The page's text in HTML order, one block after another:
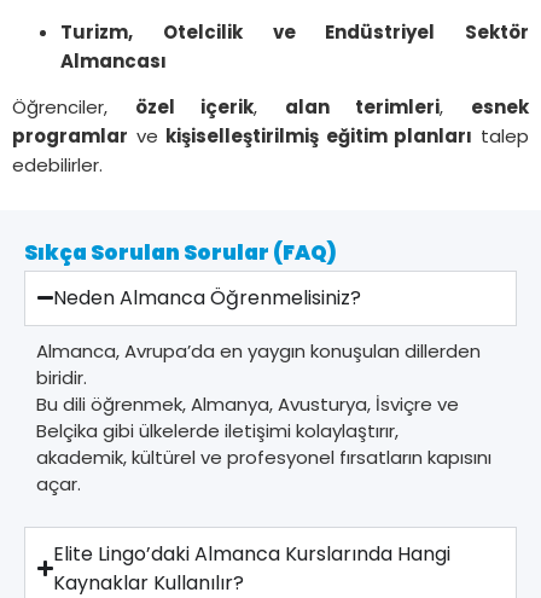
Turizm, Otelcilik ve Endüstriyel Sektör
Almancası
Öğrenciler, özel içerik, alan terimleri, esnek
programlar ve kişiselleştirilmiş eğitim planları talep
edebilirler.
Sıkça Sorulan Sorular (FAQ)
Neden Almanca Öğrenmelisiniz?
Almanca, Avrupa’da en yaygın konuşulan dillerden
biridir.
Bu dili öğrenmek, Almanya, Avusturya, İsviçre ve
Belçika gibi ülkelerde iletişimi kolaylaştırır,
akademik, kültürel ve profesyonel fırsatların kapısını
açar.
Elite Lingo’daki Almanca Kurslarında Hangi
Kaynaklar Kullanılır?